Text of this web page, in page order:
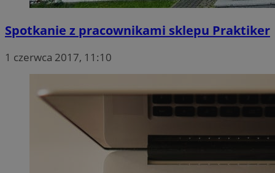
Spotkanie z pracownikami sklepu Praktiker
1 czerwca 2017, 11:10